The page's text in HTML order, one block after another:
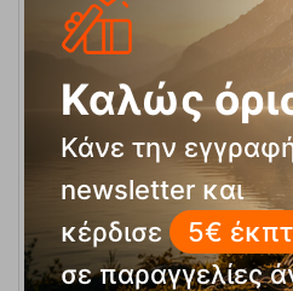
Sonna-M Green
FRE-20056
Άμεσαδιαθέσιμο
Καλώς
Κάνε την
newsletter και
κέρδισε
5€
σε παραγγελίες